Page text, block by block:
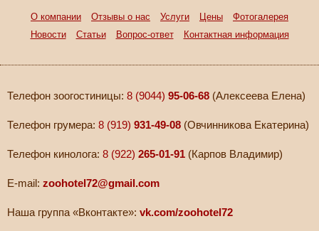
О компании Отзывы о нас Услуги Цены
Фотогалерея
Новости
Статьи Вопрос-ответ Контактная информация
Телефон зоогостиницы: 8 (9044) 95-06-68 (Алексеева Елена)
Телефон грумера: 8 (919) 931-49-08 (Овчинникова Екатерина)
Телефон кинолога: 8 (922) 265-01-91 (Карпов Владимир)
E-mail: zoohotel72@gmail.com
Наша группа «Вконтакте»: vk.com/zoohotel72